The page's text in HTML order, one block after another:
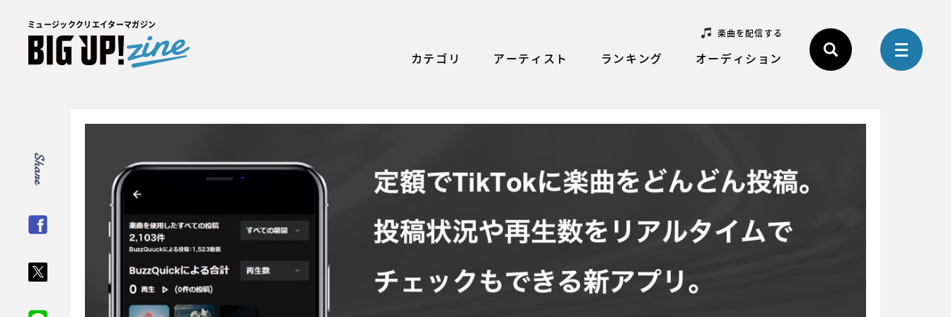
ミュージッククリエイターマガジン
楽曲を配信する
カテゴリ アーティスト ランキング オーディション
Share